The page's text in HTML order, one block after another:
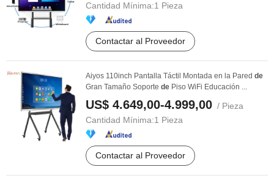
Cantidad Mínima:1 Pieza
Contactar al Proveedor
Aiyos 110inch Pantalla Táctil Montada en la Pared de
Gran Tamaño Soporte de Piso WiFi Educación ...
US$ 4.649,00-4.999,00 / Pieza
Cantidad Mínima:1 Pieza
Contactar al Proveedor